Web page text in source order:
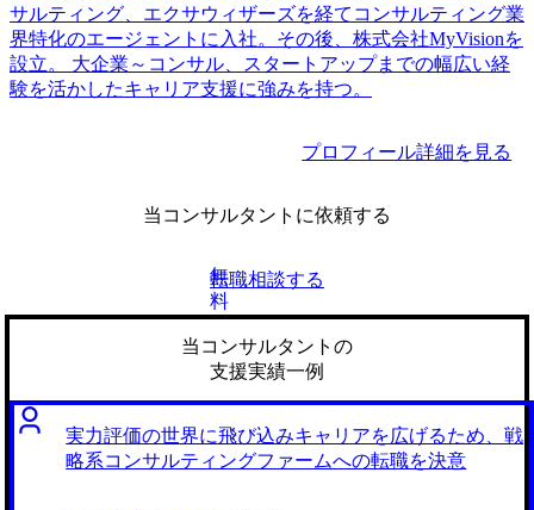
サルティング、エクサウィザーズを経てコンサルティング業
界特化のエージェントに入社。その後、株式会社MyVisionを
設立。 大企業～コンサル、スタートアップまでの幅広い経
験を活かしたキャリア支援に強みを持つ。
プロフィール詳細を見る
当コンサルタントに依頼する
無
料
転職相談する
当コンサルタントの
支援実績一例
実力評価の世界に飛び込みキャリアを広げるため、戦
略系コンサルティングファームへの転職を決意